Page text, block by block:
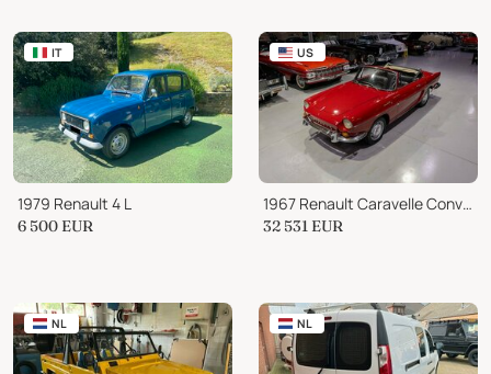
IT
1979 Renault 4 L
6 500 EUR
US
1967 Renault Caravelle Convertible
32 531 EUR
NL NL